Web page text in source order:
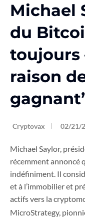
Michael
du
toujours
raison
Cryptovax 02/21/
Michael Saylor,
récemment annoncé
indéfiniment. Il
et à l’immobilier et
actifs vers la
MicroStrategy,